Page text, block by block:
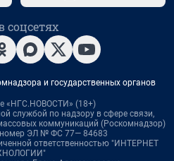
и государственных органов
«НГС.НОВОСТИ» (18+)
службой по надзору в сфере связи,
коммуникаций (Роскомнадзор)
номер ЭЛ № ФС 77— 84683
ответственностью "ИНТЕРНЕТ